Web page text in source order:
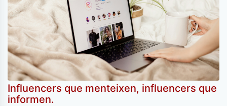
Influencers que menteixen, influencers que
informen.